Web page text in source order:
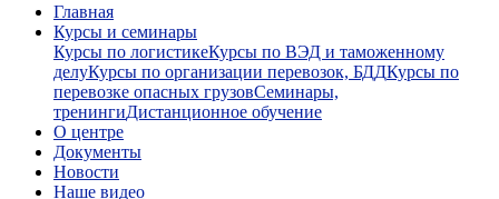
Главная
Курсы и семинары
Курсы по логистикеКурсы по ВЭД и таможенному
делуКурсы по организации перевозок, БДДКурсы по
перевозке опасных грузовСеминары,
тренингиДистанционное обучение
О центре
Документы
Новости
Наше видео